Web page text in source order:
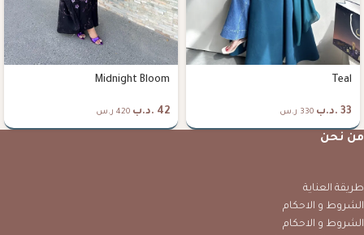
Teal
33 .د.ب 330 ر.س
Midnight Bloom
42 .د.ب 420 ر.س
من نحن
طريقة العناية
الشروط و الاحكام
الشروط و الاحكام